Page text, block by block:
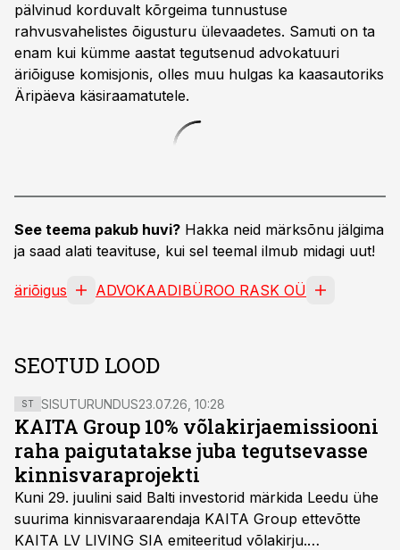
pälvinud korduvalt kõrgeima tunnustuse
rahvusvahelistes õigusturu ülevaadetes. Samuti on ta
enam kui kümme aastat tegutsenud advokatuuri
äriõiguse komisjonis, olles muu hulgas ka kaasautoriks
Äripäeva käsiraamatutele.
See teema pakub huvi? Hakka neid märksõnu jälgima
ja saad alati teavituse, kui sel teemal ilmub midagi uut!
äriõigus ADVOKAADIBÜROO RASK OÜ
SEOTUD LOOD
ST SISUTURUNDUS23.07.26, 10:28
KAITA Group 10% võlakirjaemissiooni
raha paigutatakse juba tegutsevasse
kinnisvaraprojekti
Kuni 29. juulini said Balti investorid märkida Leedu ühe
suurima kinnisvaraarendaja KAITA Group ettevõtte
KAITA LV LIVING SIA emiteeritud võlakirju.